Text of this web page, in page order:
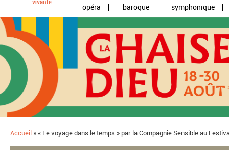
opéra baroque symphonique
Accueil »​« Le voyage dans le temps » par la Compagnie Sensible au